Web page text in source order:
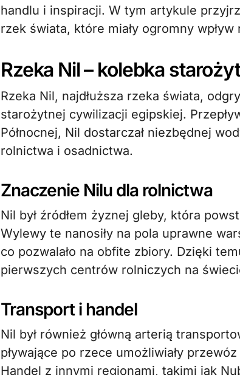
handlu i inspiracji. W tym artykule
rzek świata, które miały ogromny
Rzeka Nil – kolebka
Rzeka Nil, najdłuższa rzeka świata,
starożytnej cywilizacji egipskiej.
Północnej, Nil dostarczał niezbędnej
rolnictwa i osadnictwa.
Znaczenie Nilu dla rolnictwa
Nil był źródłem żyznej gleby, która
Wylewy te nanosiły na pola uprawne
co pozwalało na obfite zbiory. Dzięki
pierwszych centrów rolniczych na
Transport i handel
Nil był również główną arterią
pływające po rzece umożliwiały
Handel z innymi regionami, takimi jak